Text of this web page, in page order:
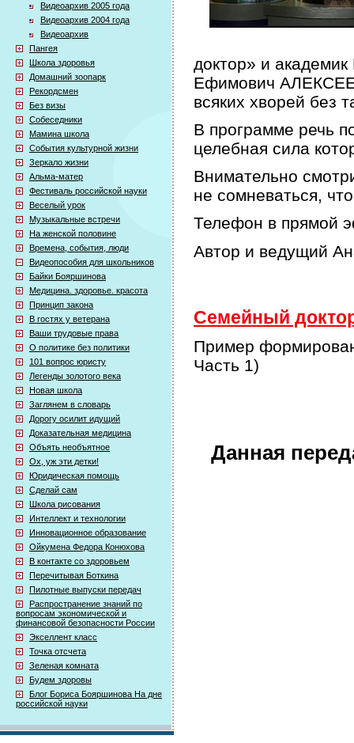
Видеоархив 2005 года
Видеоархив 2004 года
Видеоархив
Пангея
Школа здоровья
Домашний зоопарк
Рекордсмен
Без визы
Собеседники
Мамина школа
События культурной жизни
Зеркало жизни
Альма-матер
Фестиваль российской науки
Веселый урок
Музыкальные встречи
На женской половине
Времена, события, люди
Видеопособия для школьников
Байки Бояршинова
Медицина. здоровье. красота
Принцип закона
В гостях у ветерана
Ваши трудовые права
О политике без политики
101 вопрос юристу
Легенды золотого века
Новая школа
Заглянем в словарь
Дорогу осилит идущий
Доказательная медицина
Объять необъятное
Ох, уж эти детки!
Юридическая помощь
Сделай сам
Школа рисования
Интеллект и технологии
Инновационное образование
Ойкумена Федора Конюхова
В контакте со здоровьем
Перечитывая Боткина
Пилотные выпуски передач
Распространение знаний по
вопросам экономической и
финансовой безопасности России
Экселлент класс
Точка отсчета
Зеленая комната
Будем здоровы
Блог Бориса Бояршинова На дне
российской науки
доктор» и
Ефимович
всяких хворей без
В программе речь
целебная сила
Внимательно
не сомневаться,
Телефон в прямой
Автор и ведущий
Семейный
Пример
Часть 1)
Данная